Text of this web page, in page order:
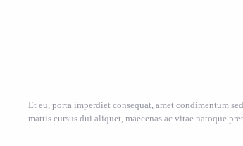
Et eu, porta imperdiet consequat, amet condimentum
mattis cursus dui aliquet, maecenas ac vitae natoque